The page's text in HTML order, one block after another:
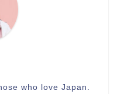
who love Japan.